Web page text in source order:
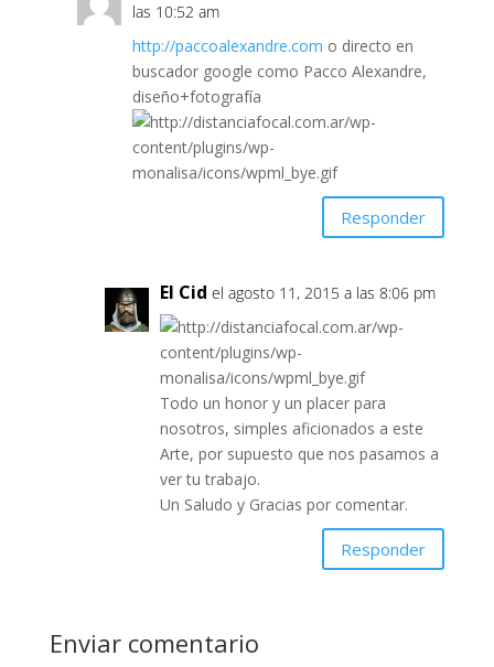
las 10:52 am
http://paccoalexandre.com o directo en
buscador google como Pacco Alexandre,
diseño+fotografía
Responder
El Cid el agosto 11, 2015 a las 8:06 pm
Todo un honor y un placer para
nosotros, simples aficionados a este
Arte, por supuesto que nos pasamos a
ver tu trabajo.
Un Saludo y Gracias por comentar.
Responder
Enviar comentario